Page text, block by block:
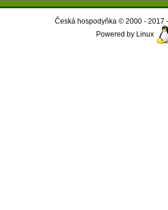
Česká hospodyňka © 2000 - 2017 -
Powered by Linux